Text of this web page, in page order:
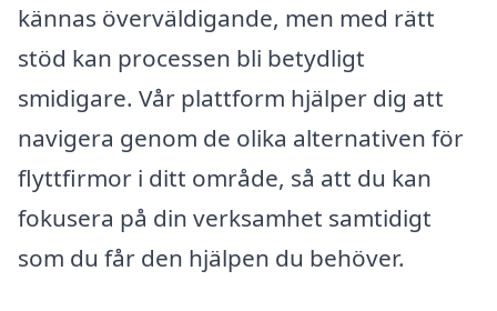
kännas överväldigande, men med rätt
stöd kan processen bli betydligt
smidigare. Vår plattform hjälper dig att
navigera genom de olika alternativen för
flyttfirmor i ditt område, så att du kan
fokusera på din verksamhet samtidigt
som du får den hjälpen du behöver.